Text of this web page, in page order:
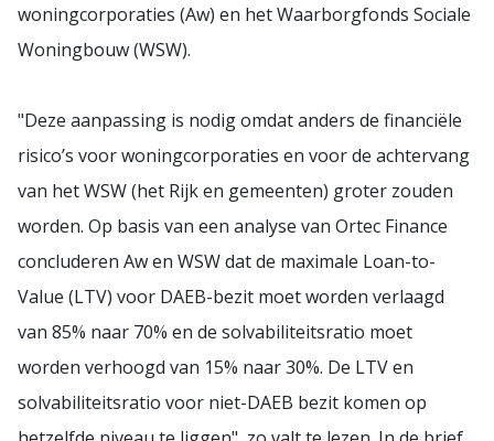
woningcorporaties (Aw) en het Waarborgfonds Sociale
Woningbouw (WSW).
"Deze aanpassing is nodig omdat anders de financiële
risico’s voor woningcorporaties en voor de achtervang
van het WSW (het Rijk en gemeenten) groter zouden
worden. Op basis van een analyse van Ortec Finance
concluderen Aw en WSW dat de maximale Loan-to-
Value (LTV) voor DAEB-bezit moet worden verlaagd
van 85% naar 70% en de solvabiliteitsratio moet
worden verhoogd van 15% naar 30%. De LTV en
solvabiliteitsratio voor niet-DAEB bezit komen op